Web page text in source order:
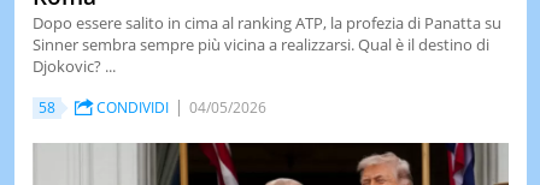
Dopo essere salito in cima al ranking ATP, la profezia di Panatta su
Sinner sembra sempre più vicina a realizzarsi. Qual è il destino di
Djokovic? ...
58 CONDIVIDI 04/05/2026